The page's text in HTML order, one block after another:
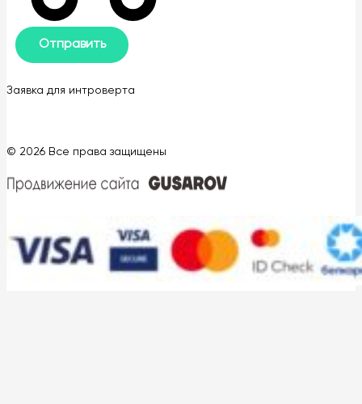
Заявка для интроверта
© 2026 Все права защищены